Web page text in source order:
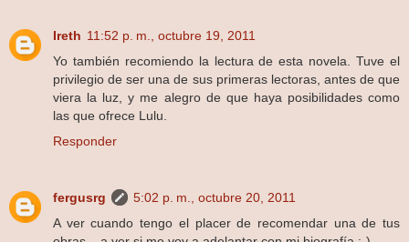
Ireth 11:52 p. m., octubre 19, 2011
Yo también recomiendo la lectura de esta novela. Tuve el
privilegio de ser una de sus primeras lectoras, antes de que
viera la luz, y me alegro de que haya posibilidades como
las que ofrece Lulu.
Responder
fergusrg
5:02 p. m., octubre 20, 2011
A ver cuando tengo el placer de recomendar una de tus